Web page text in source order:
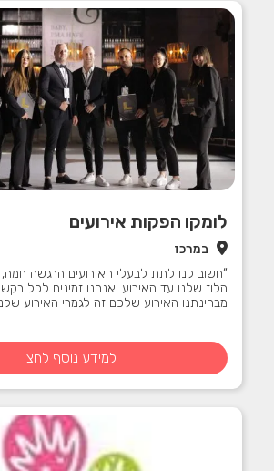
לומקו הפקות אירועים
במרכז
“חשוב לנו לתת לבעלי האירועים הרגשה חמה,
הלוז שלנו עד האירוע ואנחנו זמינים לכל
מבחינתנו האירוע שלכם זה לגמרי האירוע
למידע נוסף לחצו